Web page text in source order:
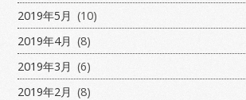
2019年5月 (10)
2019年4月 (8)
2019年3月 (6)
2019年2月 (8)